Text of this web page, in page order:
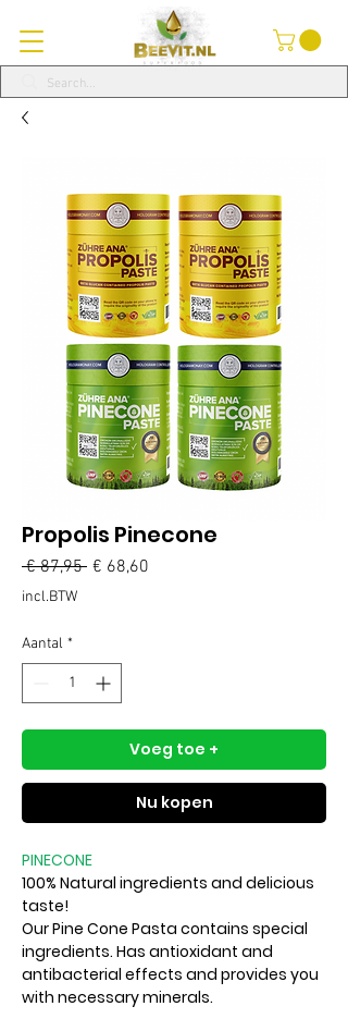
Propolis Pinecone
€ 87,95 Normale
€ 68,60
incl.BTW
Aantal *
Voeg toe +
Nu kopen
PINECONE
100% Natural ingredients and delicious
taste!
Our Pine Cone Pasta contains special
ingredients. Has antioxidant and
antibacterial effects and provides you
with necessary minerals.